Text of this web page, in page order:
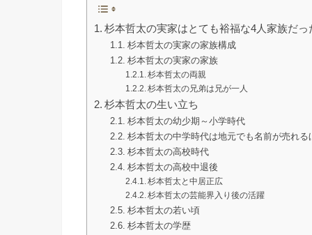
杉本哲太の実家はとても裕福な4人家族だっ
杉本哲太の実家の家族構成
杉本哲太の実家の家族
杉本哲太の両親
杉本哲太の兄弟は兄が一人
杉本哲太の生い立ち
杉本哲太の幼少期～小学時代
杉本哲太の中学時代は地元でも名前が売れる
杉本哲太の高校時代
杉本哲太の高校中退後
杉本哲太と中居正広
杉本哲太の芸能界入り後の活躍
杉本哲太の若い頃
杉本哲太の学歴